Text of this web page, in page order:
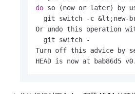
do so (now or later) by
git switch -c &lt;new-
Or undo this operation
  git switch -
Turn off this advice by
HEAD is now at bab86d5